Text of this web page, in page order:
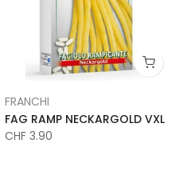
FRANCHI
FAG RAMP NECKARGOLD VXL
CHF 3.90